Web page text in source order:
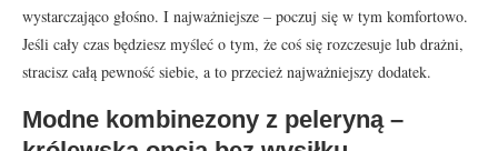
wystarczająco głośno. I najważniejsze – poczuj się w tym komfortowo.
Jeśli cały czas będziesz myśleć o tym, że coś się rozczesuje lub drażni,
stracisz całą pewność siebie, a to przecież najważniejszy dodatek.
Modne kombinezony z peleryną –